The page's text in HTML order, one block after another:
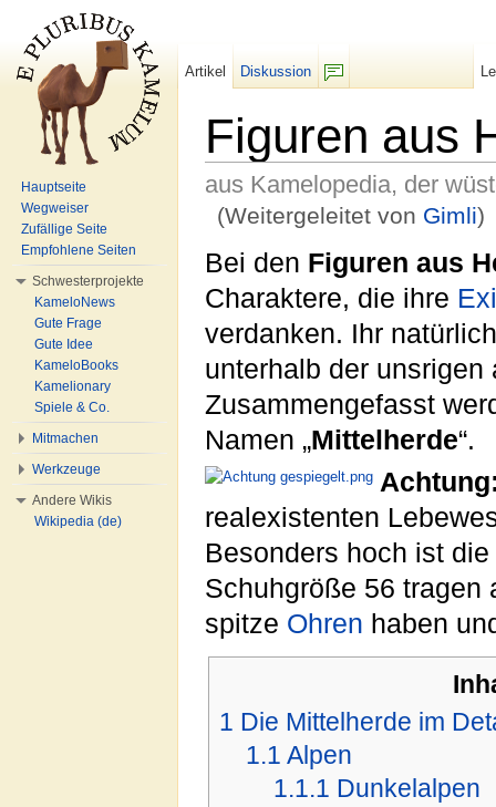
Figuren aus
aus Kamelopedia, der
(Weitergeleitet von Gimli)
Bei den Figuren aus
Charaktere, die ihre
verdanken. Ihr
unterhalb der
Zusammengefasst
Namen „Mittelherde“.
realexistenten
Besonders hoch ist
Schuhgröße 56 tragen
spitze Ohren haben
1 Die Mittelherde im
1.1 Alpen
1.1.1 Dunkelalpen
Artikel
Diskussion
Hauptseite
Wegweiser
Zufällige Seite
Empfohlene Seiten
Schwesterprojekte
KameloNews
Gute Frage
Gute Idee
KameloBooks
Kamelionary
Spiele & Co.
Mitmachen
Werkzeuge
Andere Wikis
Wikipedia (de)